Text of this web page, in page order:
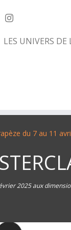
LES UNIVERS DE
du 7 au 11
2025aux